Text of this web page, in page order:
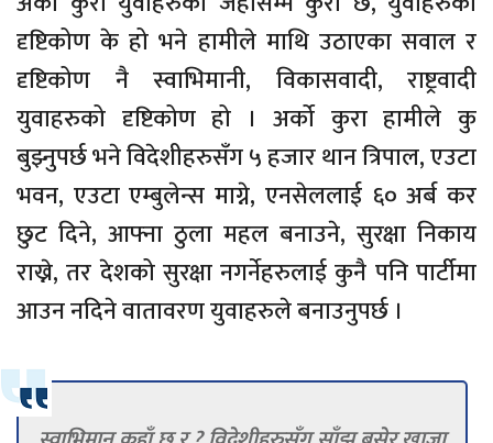
दृष्टिकोण के हो भने हामीले माथि उठाएका सवाल र
दृष्टिकोण नै स्वाभिमानी, विकासवादी, राष्ट्रवादी
युवाहरुको दृष्टिकोण हो । अर्को कुरा हामीले कु
बुझ्नुपर्छ भने विदेशीहरुसँग ५ हजार थान त्रिपाल, एउटा
भवन, एउटा एम्बुलेन्स माग्ने, एनसेललाई ६० अर्ब कर
छुट दिने, आफ्ना ठुला महल बनाउने, सुरक्षा निकाय
राख्ने, तर देशको सुरक्षा नगर्नेहरुलाई कुनै पनि पार्टीमा
आउन नदिने वातावरण युवाहरुले बनाउनुपर्छ ।